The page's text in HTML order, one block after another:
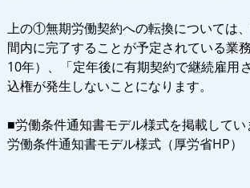
上の①無期労働契約への転換については
間内に完了することが予定されている業
10年）、「定年後に有期契約で継続雇用
込権が発生しないことになります。
■労働条件通知書モデル様式を掲載してい
労働条件通知書モデル様式（厚労省HP）